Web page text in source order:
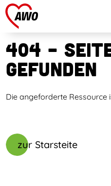
404 -
gefunden
Die angeforderte Ressource
zur Starsteite